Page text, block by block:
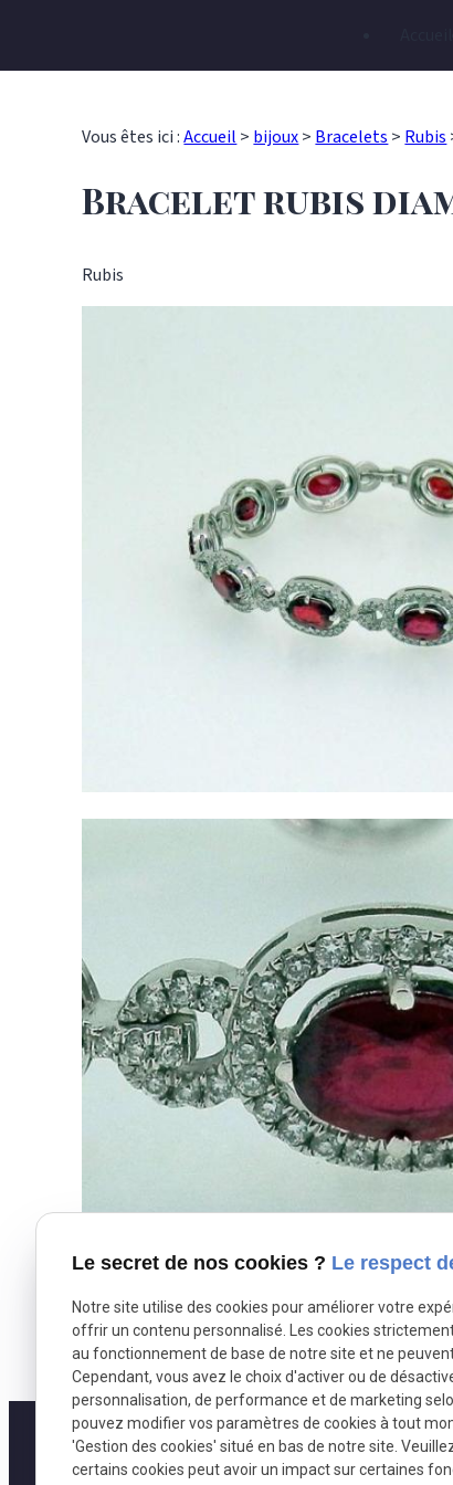
Vous êtes ici :Accueil > bijoux> Bracelets > Rubis
Bracelet rubis
Rubis
Le secret de nos cookies ? Le respect
Notre site utilise des cookies pour améliorer votre
offrir un contenu personnalisé. Les cookies
au fonctionnement de base de notre site et ne
Cependant, vous avez le choix d'activer ou de
personnalisation, de performance et de marketing
pouvez modifier vos paramètres de cookies à tout
'Gestion des cookies' situé en bas de notre site.
certains cookies peut avoir un impact sur certaines